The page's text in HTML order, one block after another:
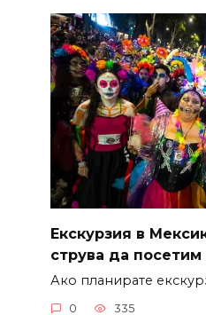
Екскурзия в
струва да посетим
Ако планирате
0 335